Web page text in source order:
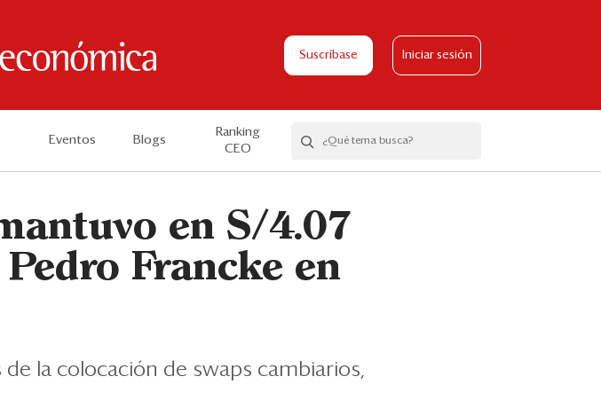
Suscríbase Iniciar sesión
Eventos Blogs
Ranking
CEO
en S/4.07
Francke en
la colocación de swaps cambiarios,